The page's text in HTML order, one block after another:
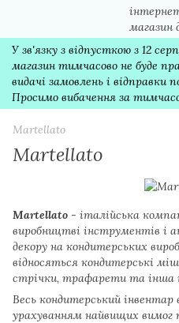
У зв'язку з відпусткою з 12
магазин тимчасово не буде
видачі замовлень і відправки
Просимо вибачення за
Martellato
Martellato
Martellato - італійська
виробництві інструментів і
декору на кондитерських
відносяться кондитерські
стрічки, трафарети та інша
Весь кондитерський інвентар
урахуванням найвищих вимог